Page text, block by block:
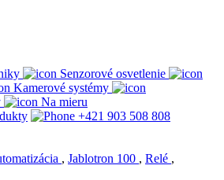
Senzorové osvetlenie
Kamerové systémy
Na mieru
+421 903 508 808
, Jablotron 100 , Relé ,